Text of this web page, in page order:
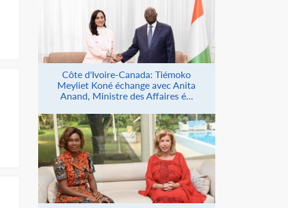
Côte d'Ivoire-Canada: Tiémoko
Meyliet Koné échange avec Anita
Anand, Ministre des Affaires é...